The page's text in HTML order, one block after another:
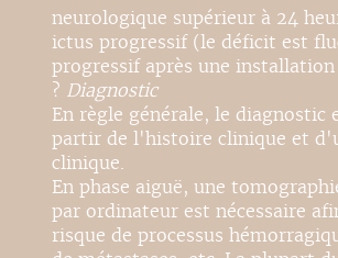
neurologique supérieur à 24
ictus progressif (le déficit est
progressif après une
? Diagnostic
En règle générale, le diagnostic
partir de l'histoire clinique et
clinique.
En phase aiguë, une
par ordinateur est nécessaire
risque de processus